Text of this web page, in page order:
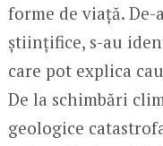
forme de viață.
științifice, s-au
care pot explica
De la schimbări
geologice